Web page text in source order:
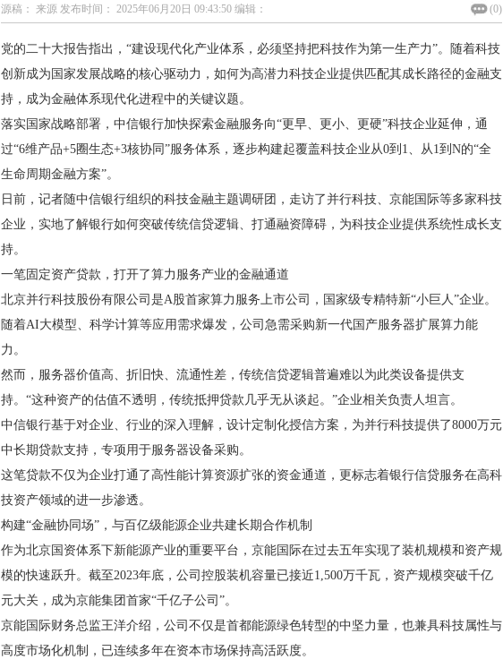
源稿： 来源 发布时间： 2025年06月20日 09:43:50 编辑： (0)
党的二十大报告指出，“建设现代化产业体系，必须坚持把科技作为第一生产力”。随着科技
创新成为国家发展战略的核心驱动力，如何为高潜力科技企业提供匹配其成长路径的金融支
持，成为金融体系现代化进程中的关键议题。
落实国家战略部署，中信银行加快探索金融服务向“更早、更小、更硬”科技企业延伸，通
过“6维产品+5圈生态+3核协同”服务体系，逐步构建起覆盖科技企业从0到1、从1到N的“全
生命周期金融方案”。
日前，记者随中信银行组织的科技金融主题调研团，走访了并行科技、京能国际等多家科技
企业，实地了解银行如何突破传统信贷逻辑、打通融资障碍，为科技企业提供系统性成长支
持。
一笔固定资产贷款，打开了算力服务产业的金融通道
北京并行科技股份有限公司是A股首家算力服务上市公司，国家级专精特新“小巨人”企业。
随着AI大模型、科学计算等应用需求爆发，公司急需采购新一代国产服务器扩展算力能
力。
然而，服务器价值高、折旧快、流通性差，传统信贷逻辑普遍难以为此类设备提供支
持。“这种资产的估值不透明，传统抵押贷款几乎无从谈起。”企业相关负责人坦言。
中信银行基于对企业、行业的深入理解，设计定制化授信方案，为并行科技提供了8000万元
中长期贷款支持，专项用于服务器设备采购。
这笔贷款不仅为企业打通了高性能计算资源扩张的资金通道，更标志着银行信贷服务在高科
技资产领域的进一步渗透。
构建“金融协同场”，与百亿级能源企业共建长期合作机制
作为北京国资体系下新能源产业的重要平台，京能国际在过去五年实现了装机规模和资产规
模的快速跃升。截至2023年底，公司控股装机容量已接近1,500万千瓦，资产规模突破千亿
元大关，成为京能集团首家“千亿子公司”。
京能国际财务总监王洋介绍，公司不仅是首都能源绿色转型的中坚力量，也兼具科技属性与
高度市场化机制，已连续多年在资本市场保持高活跃度。